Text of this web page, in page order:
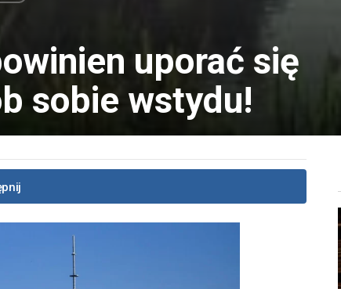
uporać się
sobie wstydu!